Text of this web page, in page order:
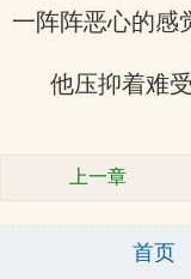
一阵阵恶心的感
他压抑着难
上一章
首页